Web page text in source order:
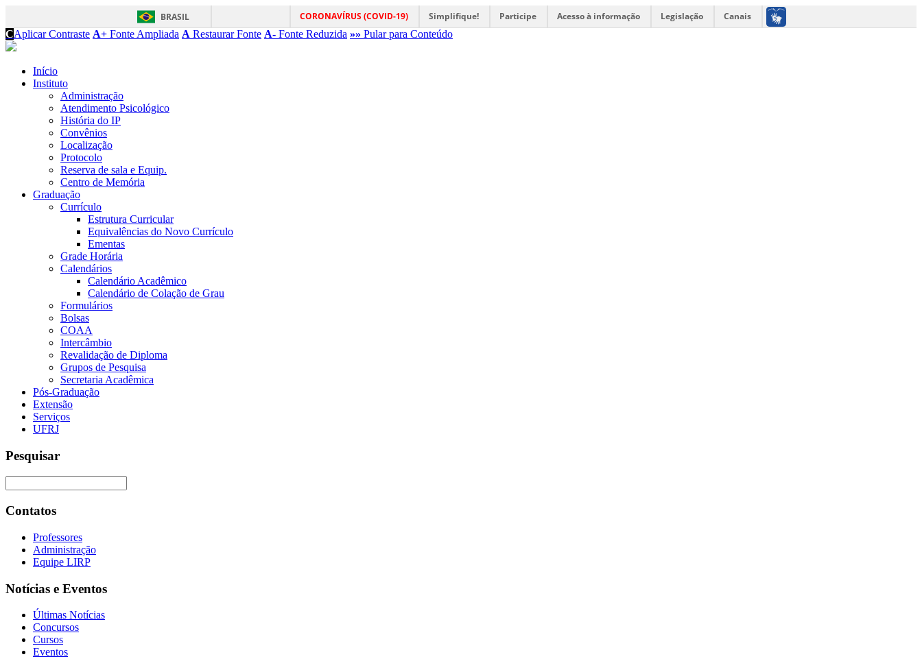
BRASIL CORONAVÍRUS (COVID-19) Simplifique! Participe Acesso à informação Legislação
Canais
CAplicar Contraste A+ Fonte Ampliada A Restaurar Fonte A- Fonte Reduzida »» Pular para Conteúdo
Início
Instituto
Administração
Atendimento Psicológico
História do IP
Convênios
Localização
Protocolo
Reserva de sala e Equip.
Centro de Memória
Graduação
Currículo
Estrutura Curricular
Equivalências do Novo Currículo
Ementas
Grade Horária
Calendários
Calendário Acadêmico
Calendário de Colação de Grau
Formulários
Bolsas
COAA
Intercâmbio
Revalidação de Diploma
Grupos de Pesquisa
Secretaria Acadêmica
Pós-Graduação
Extensão
Serviços
UFRJ
Pesquisar
Contatos
Professores
Administração
Equipe LIRP
Notícias e Eventos
Últimas Notícias
Concursos
Cursos
Eventos